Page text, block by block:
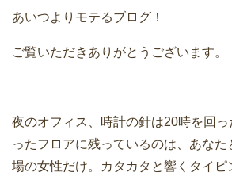
あいつよりモテるブログ！
ご覧いただきありがとうございます。
夜のオフィス、時計の針は20時を回
ったフロアに残っているのは、あな
場の女性だけ。カタカタと響くタイピ